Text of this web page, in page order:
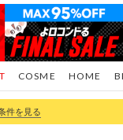
COSME HOME
件を見る